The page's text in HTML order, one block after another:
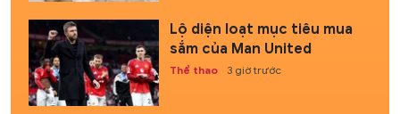
Lộ diện loạt mục tiêu mua
sắm của Man United
Thể thao 3 giờ trước